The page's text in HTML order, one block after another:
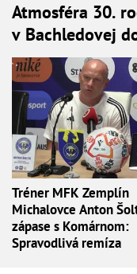
Atmosféra 30.
v Bachledovej
Tréner MFK Zemplín
Michalovce Anton
zápase s Komárnom:
Spravodlivá remíza